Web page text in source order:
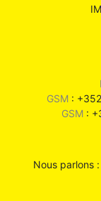
GSM: +352
GSM:
Nous parlons